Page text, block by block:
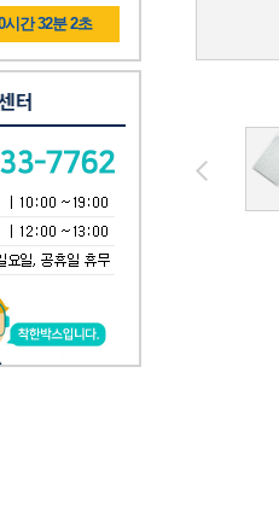
시간 32분 1초